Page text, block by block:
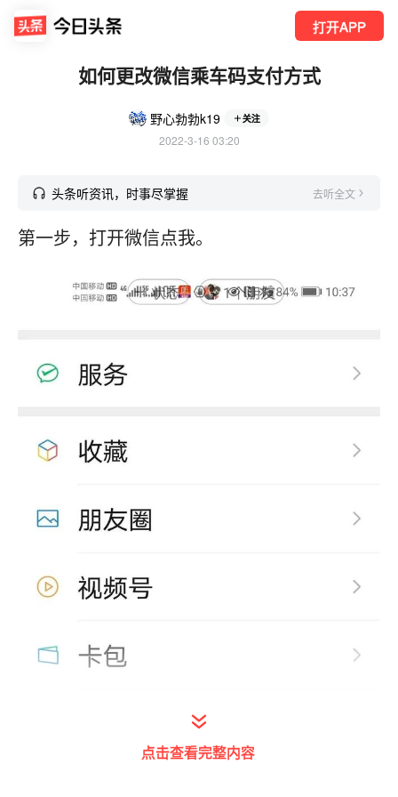
打开APP
如何更改微信乘车码支付方式
野心勃勃k19 关注
2022-3-16 03:20
头条听资讯，时事尽掌握 去听全文
第一步，打开微信点我。
点击查看完整内容